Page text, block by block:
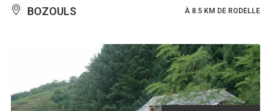
BOZOULS À 8.5 KM DE RODELLE